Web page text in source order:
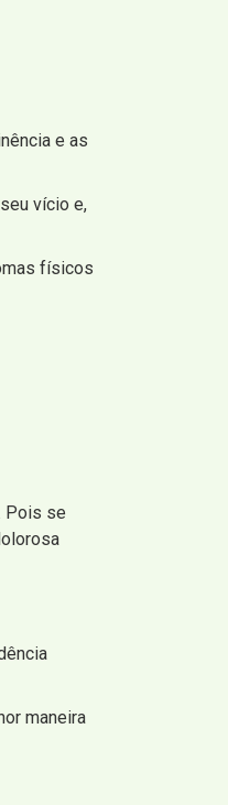
e as
vício e,
físicos
Pois se
maneira